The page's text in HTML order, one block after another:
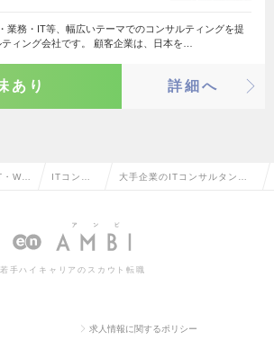
業務・IT等、幅広いテーマでのコンサルティングを提
ィング会社です。 顧客企業は、日本を…
あり 詳細へ
We ITコンサ 大手企業のITコンサルタント
若手ハイキャリアのスカウト転職
求人情報に関するポリシー